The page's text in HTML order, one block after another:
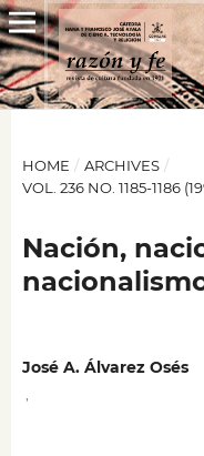
HOME / ARCHIVES /
VOL. 236 NO. 1185-1186
Nación,
José A. Álvarez Osés